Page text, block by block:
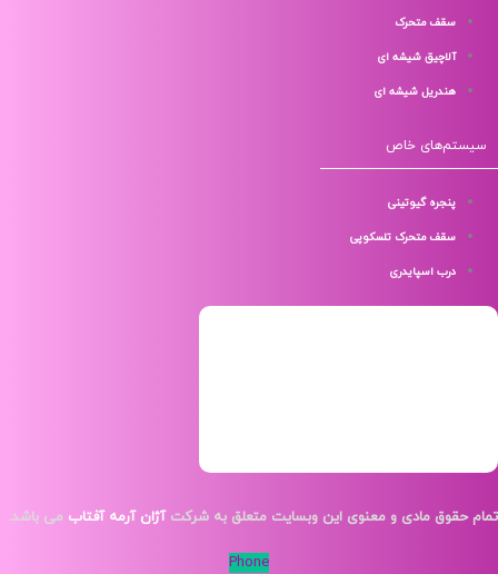
سقف متحرک
آلاچیق شیشه ای
هندریل شیشه ای
خاص
پنجره گیوتینی
سقف متحرک تلسکوپی
درب اسپایدری
مادی و معنوی این وبسایت متعلق به شرکتآژان آرمه آفتاب می باشد.
Phone